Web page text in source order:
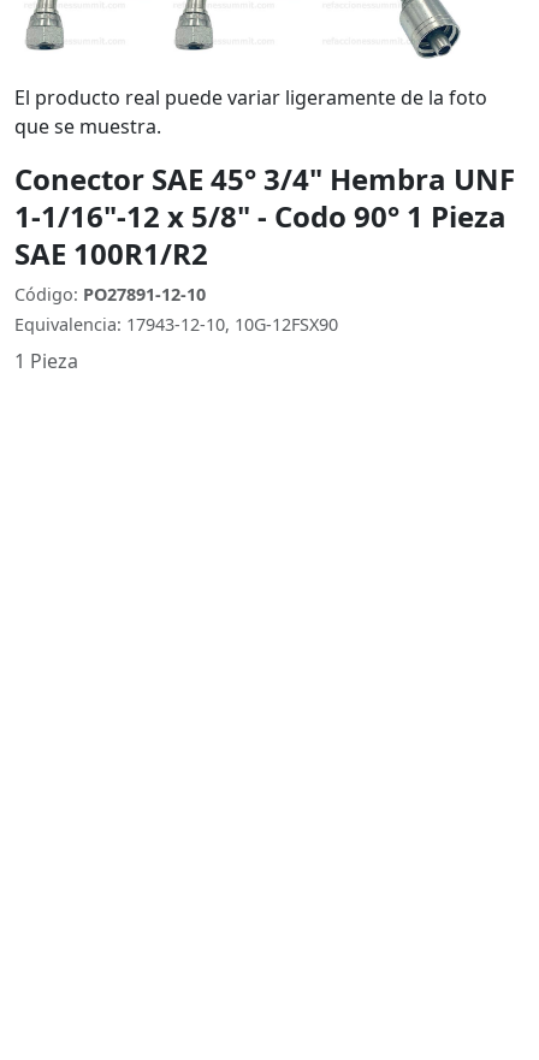
El producto real puede variar ligeramente de la foto
que se muestra.
Conector SAE 45° 3/4" Hembra UNF
1-1/16"-12 x 5/8" - Codo 90° 1 Pieza
SAE 100R1/R2
Código: PO27891-12-10
Equivalencia: 17943-12-10, 10G-12FSX90
1 Pieza